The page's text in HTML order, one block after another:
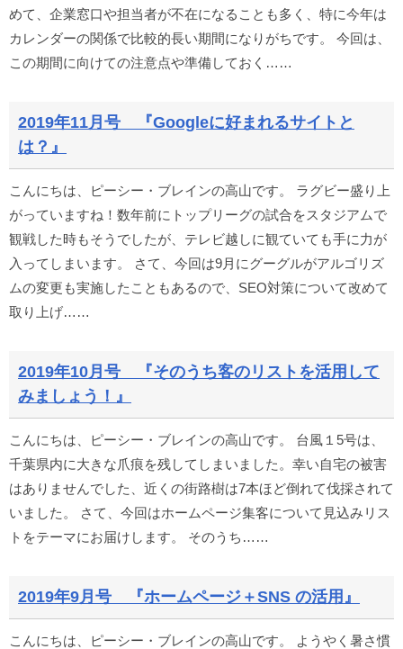
めて、企業窓口や担当者が不在になることも多く、特に今年は
カレンダーの関係で比較的長い期間になりがちです。 今回は、
この期間に向けての注意点や準備しておく……
2019年11月号 『Googleに好まれるサイトと
は？』
こんにちは、ピーシー・ブレインの高山です。 ラグビー盛り上
がっていますね！数年前にトップリーグの試合をスタジアムで
観戦した時もそうでしたが、テレビ越しに観ていても手に力が
入ってしまいます。 さて、今回は9月にグーグルがアルゴリズ
ムの変更も実施したこともあるので、SEO対策について改めて
取り上げ……
2019年10月号 『そのうち客のリストを活用して
みましょう！』
こんにちは、ピーシー・ブレインの高山です。 台風１5号は、
千葉県内に大きな爪痕を残してしまいました。幸い自宅の被害
はありませんでした、近くの街路樹は7本ほど倒れて伐採されて
いました。 さて、今回はホームページ集客について見込みリス
トをテーマにお届けします。 そのうち……
2019年9月号 『ホームページ＋SNS の活用』
こんにちは、ピーシー・ブレインの高山です。 ようやく暑さ慣